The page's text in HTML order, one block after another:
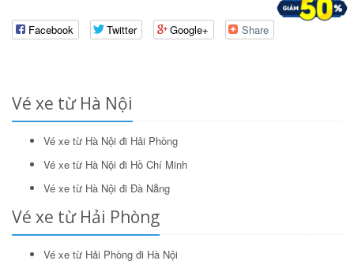
Facebook Twitter Google+ Share
Vé xe từ Hà Nội
Vé xe từ Hà Nội đi Hải Phòng
Vé xe từ Hà Nội đi Hồ Chí Minh
Vé xe từ Hà Nội đi Đà Nẵng
Vé xe từ Hải Phòng
Vé xe từ Hải Phòng đi Hà Nội